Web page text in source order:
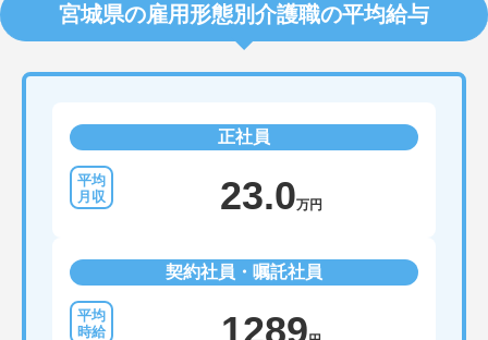
宮城県の雇用形態別介護職の平均給与
正社員
23.0万円
契約社員・嘱託社員
1289